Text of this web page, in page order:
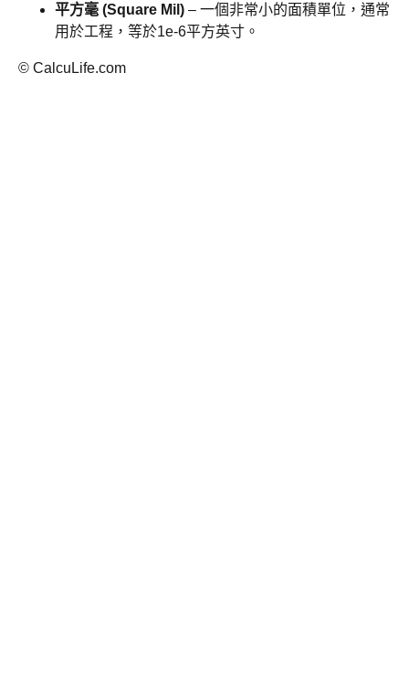
平方毫 (Square Mil) – 一個非常小的面積單位，通常
用於工程，等於1e-6平方英寸。
© CalcuLife.com